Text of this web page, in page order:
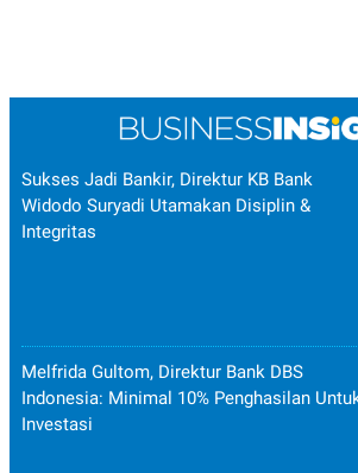
Sukses Jadi Bankir, Direktur KB Bank
Widodo Suryadi Utamakan Disiplin &
Integritas
Melfrida Gultom, Direktur Bank DBS
Indonesia: Minimal 10% Penghasilan
Investasi